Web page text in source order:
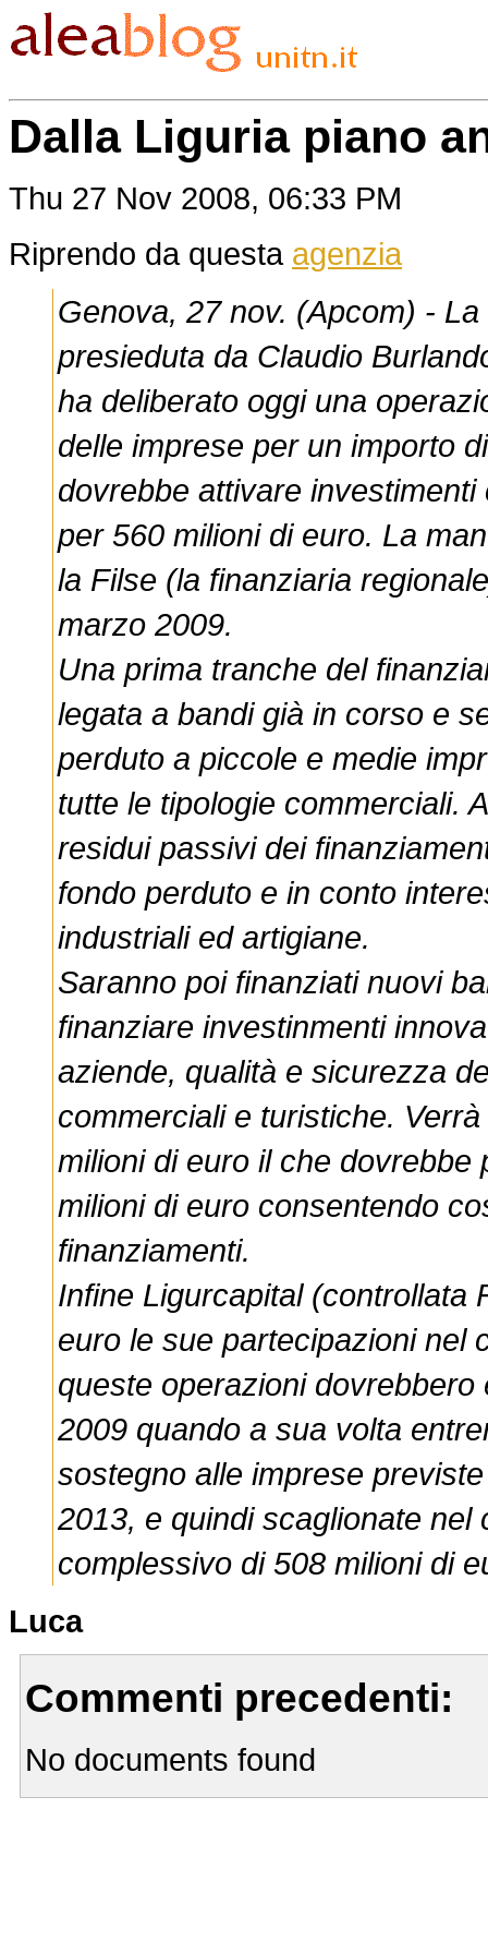
Dalla Liguria piano
Thu 27 Nov 2008, 06:33 PM
Riprendo da questa agenzia
Genova, 27 nov. (Apcom) -
presieduta da Claudio
ha deliberato oggi una
delle imprese per un importo
dovrebbe attivare
per 560 milioni di euro. La
la Filse (la finanziaria
marzo 2009.
Una prima tranche del
legata a bandi già in corso e
perduto a piccole e medie
tutte le tipologie commerciali.
residui passivi dei
fondo perduto e in conto
industriali ed artigiane.
Saranno poi finanziati nuovi
finanziare investinmenti
aziende, qualità e sicurezza
commerciali e turistiche.
milioni di euro il che
milioni di euro consentendo
finanziamenti.
Infine Ligurcapital (controllata
euro le sue partecipazioni nel
queste operazioni
2009 quando a sua volta
sostegno alle imprese
2013, e quindi scaglionate
complessivo di 508 milioni di
Luca
Commenti precedenti:
No documents found